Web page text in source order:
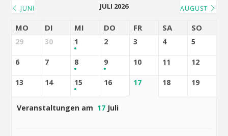
JUNI JULI 2026 AUGUST
MO DI MI DO FR SA SO
29 30 1 2 3 4 5
6 7 8 9 10 11 12
13 14 15 16 17 18 19
Veranstaltungen am 17 Juli